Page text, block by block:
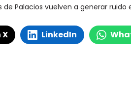
Palacios vuelven a generar ruido
X LinkedIn